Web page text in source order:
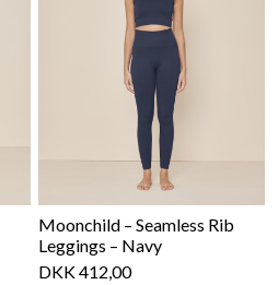
Moonchild – Seamless Rib
Leggings – Navy
DKK 412,00